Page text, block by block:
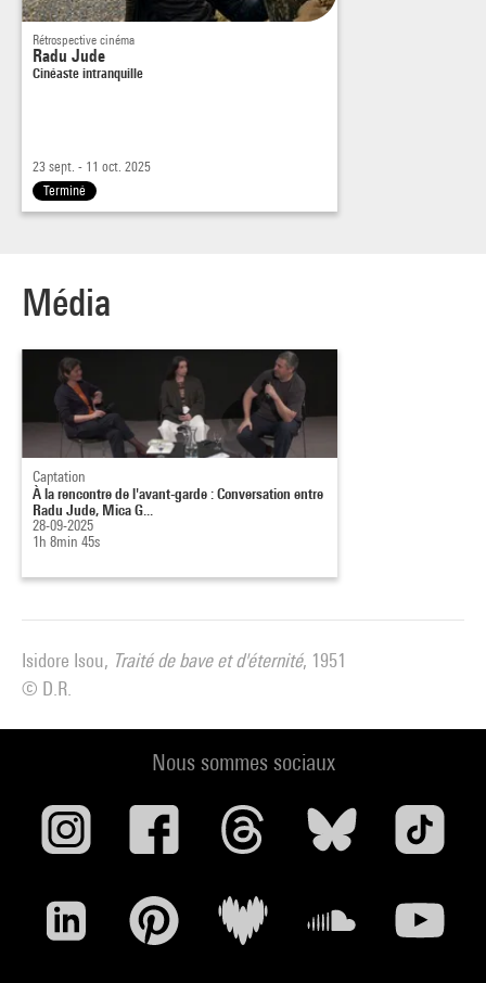
Rétrospective cinéma
Radu Jude
Cinéaste intranquille
23 sept. - 11 oct. 2025
Terminé
Média
Captation
À la rencontre de l'avant-garde : Conversation entre
Radu Jude, Mica G...
28-09-2025
1h 8min 45s
Isidore Isou, Traité de bave et d'éternité, 1951
© D.R.
Nous sommes sociaux